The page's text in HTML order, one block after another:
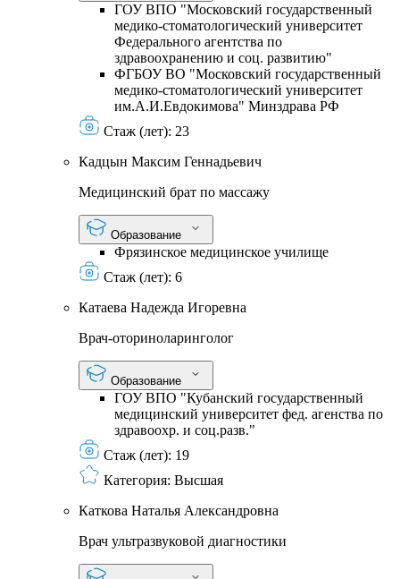
ГОУ ВПО "Московский государственный
медико-стоматологический университет
Федерального агентства по
здравоохранению и соц. развитию"
ФГБОУ ВО "Московский государственный
медико-стоматологический университет
им.А.И.Евдокимова" Минздрава РФ
Стаж (лет): 23
Кадцын Максим Геннадьевич
Медицинский брат по массажу
Образование
Фрязинское медицинское училище
Стаж (лет): 6
Катаева Надежда Игоревна
Врач-оториноларинголог
Образование
ГОУ ВПО "Кубанский государственный
медицинский университет фед. агенства по
здравоохр. и соц.разв."
Стаж (лет): 19
Категория: Высшая
Каткова Наталья Александровна
Врач ультразвуковой диагностики